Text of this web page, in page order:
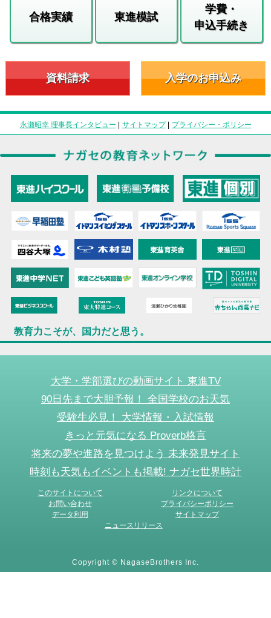
合格実績 東進模試
学費・
申込手続き
資料請求 入学のお申込み
永瀬昭幸 理事長インタビュー | サイトマップ| プライバシー・ポリシー
教育力こそが、国力だと思う。
大学・学部選びの動画サイト 東進TV
90日先まで大胆予報！ 全国学校のお天気
受験生必見！ 大学情報・入試情報
きっと元気になる Proverb格言
将来の夢や進路を見つけよう 未来発見サイト
時刻も天気もイベントも掲載! ナガセ世界時計
このサイトについて
リンクについて
お問い合わせ
プライバシーポリシー
データ利用
サイトマップ
ニュースリリース
Copyright © NagaseBrothers Inc.